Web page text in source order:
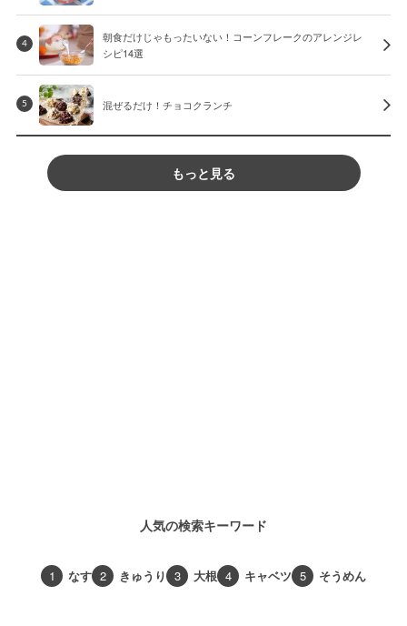
4
朝食だけじゃもったいない！コーンフレークのアレンジレ
シピ14選
5 混ぜるだけ！チョコクランチ
もっと見る
人気の検索キーワード
1 なす 2 きゅうり 3 大根 4 キャベツ 5 そうめん